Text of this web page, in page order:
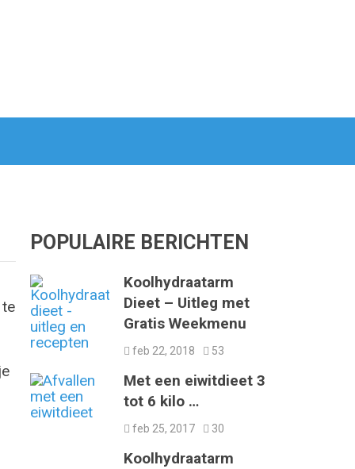
POPULAIRE BERICHTEN
Koolhydraatarm
Dieet – Uitleg met
Gratis Weekmenu
feb 22, 2018 53
Met een eiwitdieet 3
tot 6 kilo …
feb 25, 2017 30
Koolhydraatarm